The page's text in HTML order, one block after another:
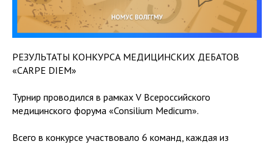
РЕЗУЛЬТАТЫ КОНКУРСА МЕДИЦИНСКИХ ДЕБАТОВ
«CARPE DIEM»
Турнир проводился в рамках V Всероссийского
медицинского форума «Consilium Medicum».
Всего в конкурсе участвовало 6 команд, каждая из